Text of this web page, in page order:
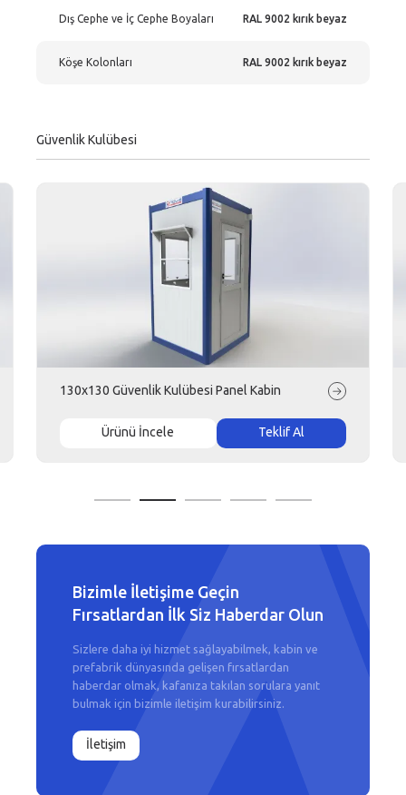
Dış Cephe ve İç Cephe Boyaları RAL 9002 kırık beyaz
Köşe Kolonları RAL 9002 kırık beyaz
Güvenlik Kulübesi
130x130 Güvenlik Kulübesi Panel Kabin
Ürünü İncele Teklif Al
Bizimle İletişime Geçin
Fırsatlardan İlk Siz Haberdar Olun
Sizlere daha iyi hizmet sağlayabilmek, kabin ve
prefabrik dünyasında gelişen fırsatlardan
haberdar olmak, kafanıza takılan sorulara yanıt
bulmak için bizimle iletişim kurabilirsiniz.
İletişim